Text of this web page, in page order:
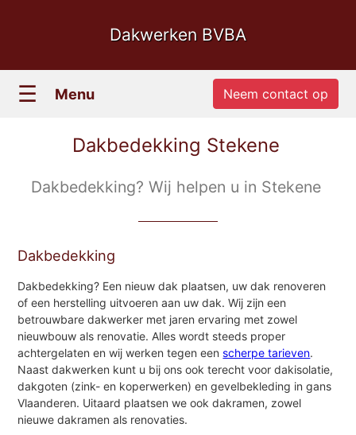
Dakwerken BVBA
☰ Menu Neem contact op
Dakbedekking Stekene
Dakbedekking? Wij helpen u in Stekene
Dakbedekking
Dakbedekking? Een nieuw dak plaatsen, uw dak renoveren
of een herstelling uitvoeren aan uw dak. Wij zijn een
betrouwbare dakwerker met jaren ervaring met zowel
nieuwbouw als renovatie. Alles wordt steeds proper
achtergelaten en wij werken tegen eenscherpe tarieven.
Naast dakwerken kunt u bij ons ook terecht voor dakisolatie,
dakgoten (zink- en koperwerken) en gevelbekleding in gans
Vlaanderen. Uitaard plaatsen we ook dakramen, zowel
nieuwe dakramen als renovaties.